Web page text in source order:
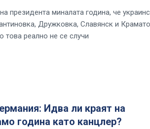
президента миналата година, че
Дружковка, Славянск и
това реално не се случи
Идва ли краят на
година като канцлер?